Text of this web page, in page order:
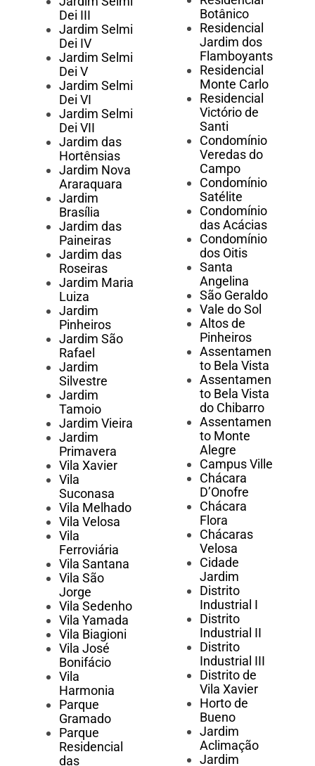
Dei III
Jardim Selmi
Dei IV
Jardim Selmi
Dei V
Jardim Selmi
Dei VI
Jardim Selmi
Dei VII
Jardim das
Hortênsias
Jardim Nova
Araraquara
Jardim
Brasília
Jardim das
Paineiras
Jardim das
Roseiras
Jardim Maria
Luiza
Jardim
Pinheiros
Jardim São
Rafael
Jardim
Silvestre
Jardim
Tamoio
Jardim Vieira
Jardim
Primavera
Vila Xavier
Vila
Suconasa
Vila Melhado
Vila Velosa
Vila
Ferroviária
Vila Santana
Vila São
Jorge
Vila Sedenho
Vila Yamada
Vila Biagioni
Vila José
Bonifácio
Vila
Harmonia
Parque
Gramado
Parque
Residencial
das
Botânico
Residencial
Jardim dos
Flamboyants
Residencial
Monte Carlo
Residencial
Victório de
Santi
Condomínio
Veredas do
Campo
Condomínio
Satélite
Condomínio
das Acácias
Condomínio
dos Oitis
Santa
Angelina
São Geraldo
Vale do Sol
Altos de
Pinheiros
Assentamen
to Bela Vista
Assentamen
to Bela Vista
do Chibarro
Assentamen
to Monte
Alegre
Campus Ville
Chácara
D’Onofre
Chácara
Flora
Chácaras
Velosa
Cidade
Jardim
Distrito
Industrial I
Distrito
Industrial II
Distrito
Industrial III
Distrito de
Vila Xavier
Horto de
Bueno
Jardim
Aclimação
Jardim